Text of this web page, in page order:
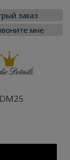
заказ
мне